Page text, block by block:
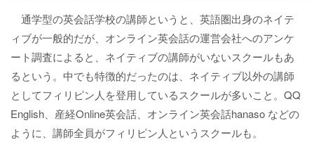
通学型の英会話学校の講師というと、英語圏出身のネイテ
ィブが一般的だが、オンライン英会話の運営会社へのアンケ
ート調査によると、ネイティブの講師がいないスクールもあ
るという。中でも特徴的だったのは、ネイティブ以外の講師
としてフィリピン人を登用しているスクールが多いこと。QQ
English、産経Online英会話、オンライン英会話hanaso などの
ように、講師全員がフィリピン人というスクールも。